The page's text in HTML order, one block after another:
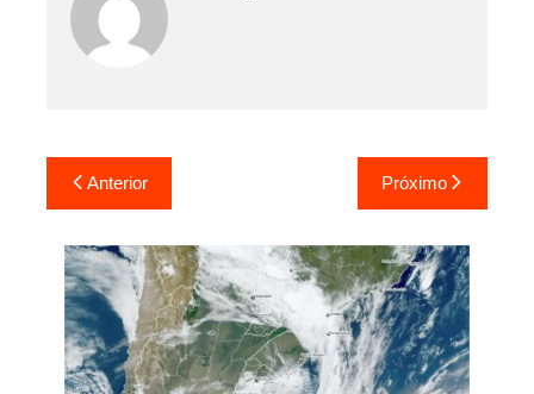
Navegação
de
Post
Anterior Próximo